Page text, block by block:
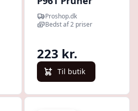
Proshop.dk
Bedst af 2 priser
223 kr.
Til butik